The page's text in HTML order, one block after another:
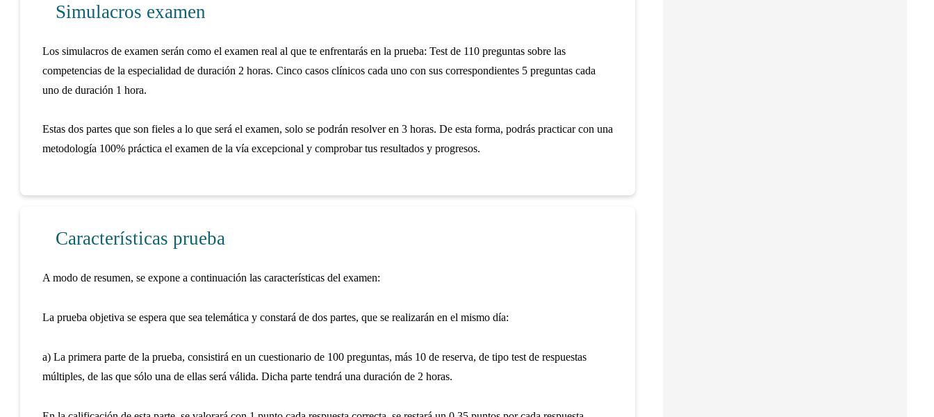
Simulacros examen
Los simulacros de examen serán como el examen real al que te enfrentarás en la prueba: Test de 110 preguntas sobre las
competencias de la especialidad de duración 2 horas. Cinco casos clínicos cada uno con sus correspondientes 5 preguntas cada
uno de duración 1 hora.
Estas dos partes que son fieles a lo que será el examen, solo se podrán resolver en 3 horas. De esta forma, podrás practicar con una
metodología 100% práctica el examen de la vía excepcional y comprobar tus resultados y progresos.
Características prueba
A modo de resumen, se expone a continuación las características del examen:
La prueba objetiva se espera que sea telemática y constará de dos partes, que se realizarán en el mismo día:
a) La primera parte de la prueba, consistirá en un cuestionario de 100 preguntas, más 10 de reserva, de tipo test de respuestas
múltiples, de las que sólo una de ellas será válida. Dicha parte tendrá una duración de 2 horas.